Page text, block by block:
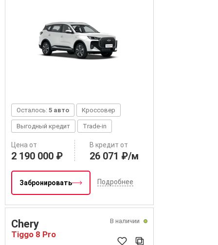
Осталось: 5 авто Кроссовер
Выгодный кредит Trade-in
Цена от
2 190 000 ₽
В кредит от
26 071 ₽/м
Забронировать Подробнее
В наличии
Chery
Tiggo 8 Pro